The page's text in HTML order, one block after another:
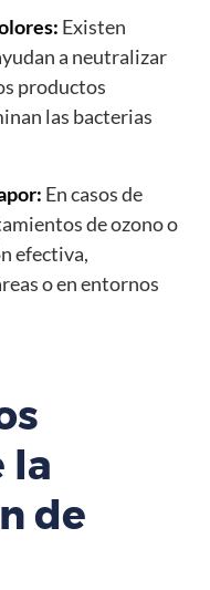
Existen
a neutralizar
productos
las bacterias
En casos de
de ozono o
efectiva,
o en entornos
la
de